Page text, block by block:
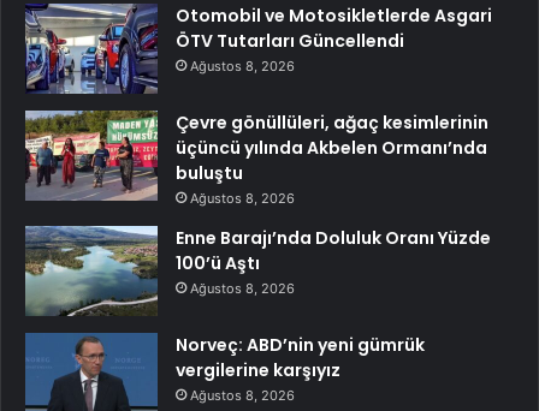
Otomobil ve Motosikletlerde Asgari
ÖTV Tutarları Güncellendi
Ağustos 8, 2026
Çevre gönüllüleri, ağaç kesimlerinin
üçüncü yılında Akbelen Ormanı’nda
buluştu
Ağustos 8, 2026
Enne Barajı’nda Doluluk Oranı Yüzde
100’ü Aştı
Ağustos 8, 2026
Norveç: ABD’nin yeni gümrük
vergilerine karşıyız
Ağustos 8, 2026